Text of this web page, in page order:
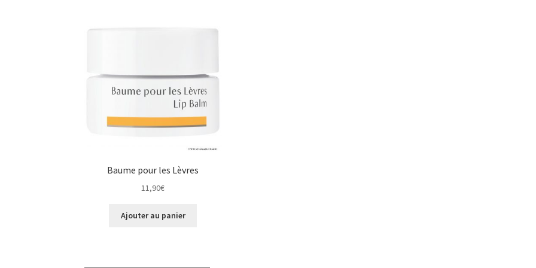
Baume pour les Lèvres
11,90€
Ajouter au panier